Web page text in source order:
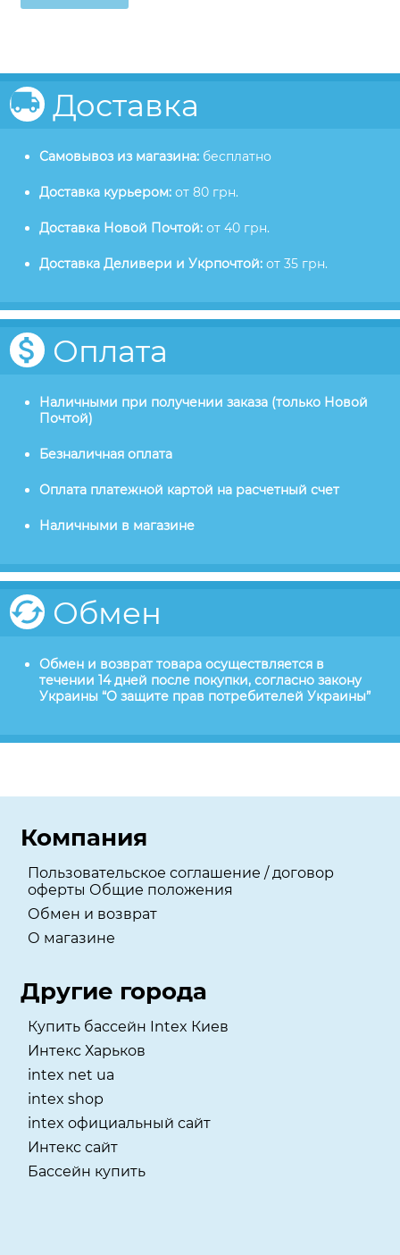
Доставка
Самовывоз из магазина: бесплатно
Доставка курьером: от 80 грн.
Доставка Новой Почтой: от 40 грн.
Доставка Деливери и Укрпочтой: от 35 грн.
Оплата
Наличными при получении заказа (только Новой
Почтой)
Безналичная оплата
Оплата платежной картой на расчетный счет
Наличными в магазине
Обмен
Обмен и возврат товара осуществляется в
течении 14 дней после покупки, согласно закону
Украины “О защите прав потребителей Украины”
Компания
Пользовательское соглашение / договор
оферты Общие положения
Обмен и возврат
О магазине
Другие города
Купить бассейн Intex Киев
Интекс Харьков
intex net ua
intex shop
intex официальный сайт
Интекс сайт
Бассейн купить